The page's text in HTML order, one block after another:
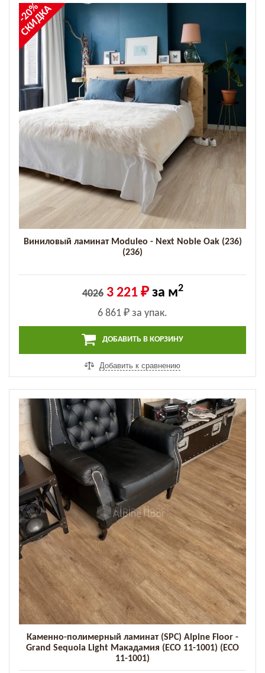
-20%
СКИДКА
Виниловый ламинат Moduleo - Next Noble Oak (236)
(236)
4026 3 221 ₽за м2
6 861 ₽ за упак.
ДОБАВИТЬ В КОРЗИНУ
Добавить к сравнению
Каменно-полимерный ламинат (SPC) Alpine Floor -
Grand Sequoia Light Макадамия (ЕСО 11-1001) (ЕСО
11-1001)